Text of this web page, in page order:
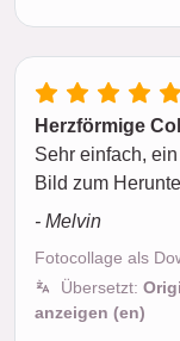
Herzförmige
Sehr einfach,
Bild zum
- Melvin
Fotocollage als
Übersetzt:
anzeigen (en)